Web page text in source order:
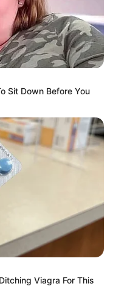
και τα λάικ σας…
ΑΚΟΛΟΥΘΉΣΤΕ
Sit Down Before You
Viagra For This